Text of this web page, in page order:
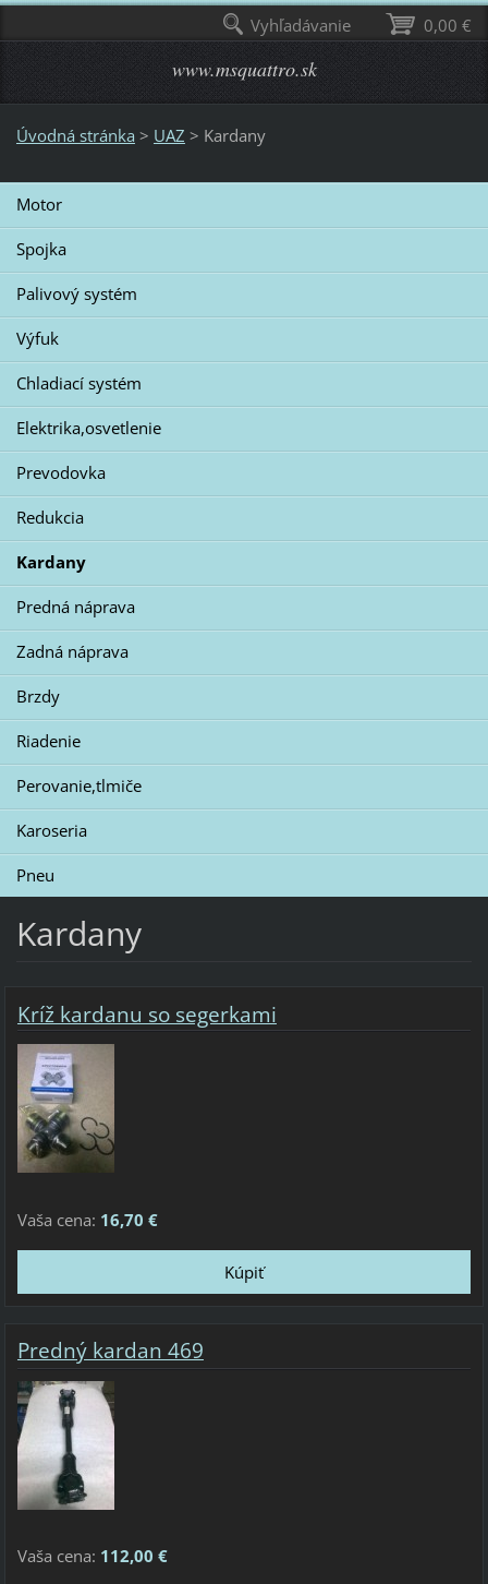
www.msquattro.sk
Úvodná stránka > UAZ > Kardany
Motor
Spojka
Palivový systém
Výfuk
Chladiací systém
Elektrika,osvetlenie
Prevodovka
Redukcia
Kardany
Predná náprava
Zadná náprava
Brzdy
Riadenie
Perovanie,tlmiče
Karoseria
Pneu
Kardany
Kríž kardanu so segerkami
Vaša cena: 16,70 €
Predný kardan 469
Vaša cena: 112,00 €
0,00 €
Vyhľadávanie